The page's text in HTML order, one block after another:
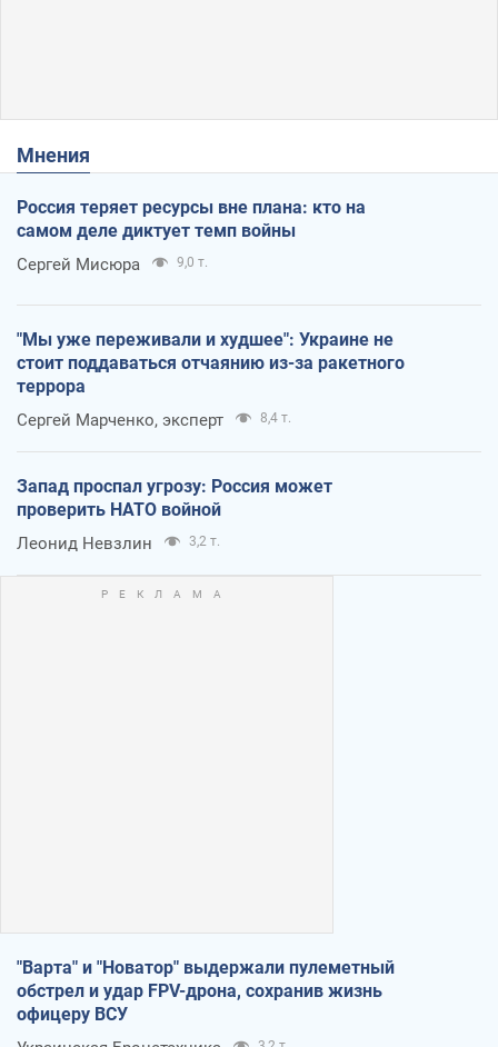
Мнения
Россия теряет ресурсы вне плана: кто на
самом деле диктует темп войны
Сергей Мисюра 9,0 т.
"Мы уже переживали и худшее": Украине не
стоит поддаваться отчаянию из-за ракетного
террора
Сергей Марченко, эксперт 8,4 т.
Запад проспал угрозу: Россия может
проверить НАТО войной
Леонид Невзлин 3,2 т.
"Варта" и "Новатор" выдержали пулеметный
обстрел и удар FPV-дрона, сохранив жизнь
офицеру ВСУ